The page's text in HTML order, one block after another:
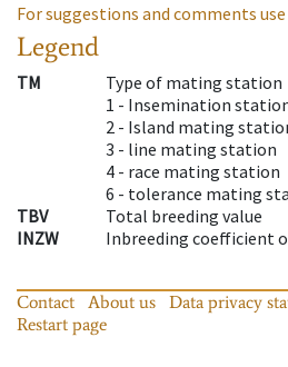
For suggestions and comments
Legend
TM
Type of mating station
1 - Insemination
2 - Island mating
3 - line mating station
4 - race mating station
6 - tolerance mating
TBV
Total breeding value
INZW
Inbreeding coefficient
Contact About us Data privacy
Restart page